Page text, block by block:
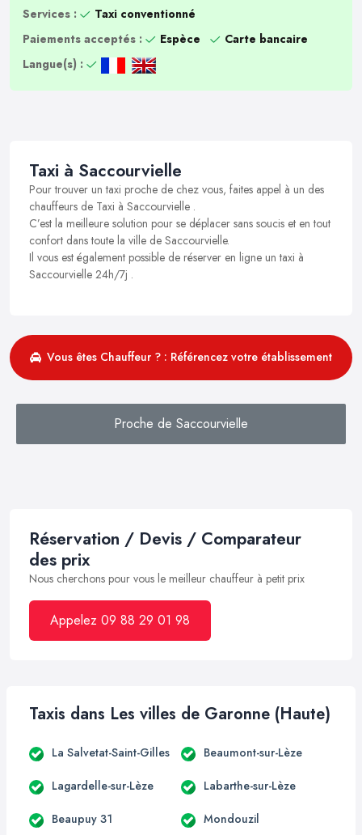
Services :
Taxi conventionné
Paiements acceptés :
Espèce
Carte bancaire
Langue(s) :
Taxi à Saccourvielle
Pour trouver un taxi proche de chez vous, faites appel à un des
chauffeurs de Taxi à Saccourvielle .
C’est la meilleure solution pour se déplacer sans soucis et en tout
confort dans toute la ville de Saccourvielle.
Il vous est également possible de réserver en ligne un taxi à
Saccourvielle 24h/7j .
Vous êtes Chauffeur ? : Référencez votre établissement
Proche de Saccourvielle
Réservation / Devis / Comparateur
des prix
Nous cherchons pour vous le meilleur chauffeur à petit prix
Appelez 09 88 29 01 98
Taxis dans Les villes de Garonne (Haute)
La Salvetat-Saint-Gilles Beaumont-sur-Lèze
Lagardelle-sur-Lèze Labarthe-sur-Lèze
Beaupuy 31 Mondouzil